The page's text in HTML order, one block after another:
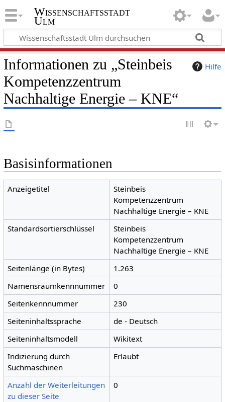
Wissenschaftsstadt
Ulm
Hilfe
Informationen zu „Steinbeis
Kompetenzzentrum
Nachhaltige Energie – KNE“
Basisinformationen
Anzeigetitel
Steinbeis
Kompetenzzentrum
Nachhaltige Energie – KNE
Standardsortierschlüssel
Steinbeis
Kompetenzzentrum
Nachhaltige Energie – KNE
Seitenlänge (in Bytes)
1.263
Namensraumkennnummer
0
Seitenkennnummer
230
Seiteninhaltssprache
de - Deutsch
Seiteninhaltsmodell
Wikitext
Indizierung durch
Suchmaschinen
Erlaubt
Anzahl der Weiterleitungen
zu dieser Seite
0